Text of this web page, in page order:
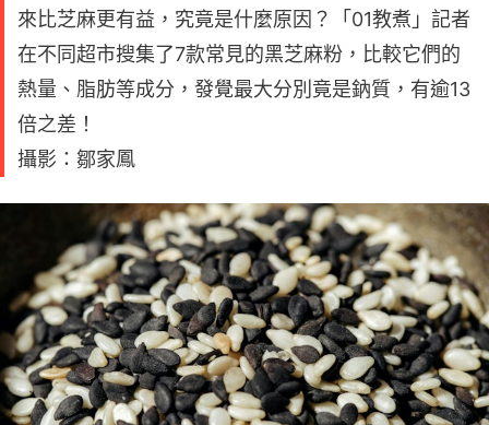
來比芝麻更有益，究竟是什麼原因？「01教煮」記者
在不同超市搜集了7款常見的黑芝麻粉，比較它們的
熱量、脂肪等成分，發覺最大分別竟是鈉質，有逾13
倍之差！
攝影：鄒家鳳